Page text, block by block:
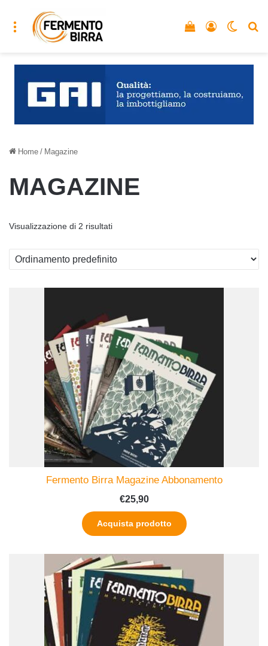
Menu Accedi
Vedi il carrello
Home / Magazine
MAGAZINE
Visualizzazione di 2 risultati
Fermento Birra Magazine Abbonamento
€25,90
Acquista prodotto